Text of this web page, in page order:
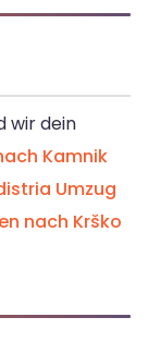
wir dein
Kamnik
Umzug
nach Krško